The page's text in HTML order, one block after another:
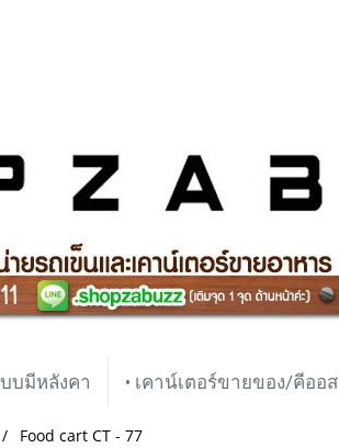
บมีหลังคา • เคาน์เตอร์ขายของ/คีออส
Food cart CT - 77